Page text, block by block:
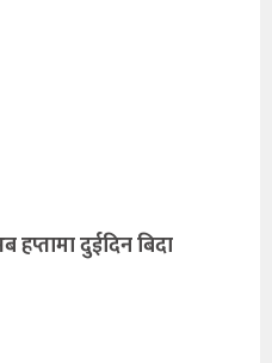
दुईदिन बिदा